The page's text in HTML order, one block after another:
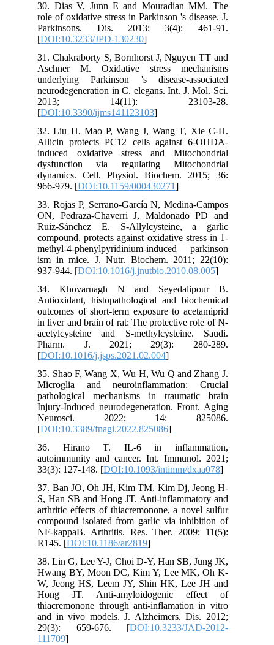
30. Dias V, Junn E and Mouradian MM. The
role of oxidative stress in Parkinson 's disease. J.
Parkinsons. Dis. 2013; 3(4): 461-91.
[DOI:10.3233/JPD-130230
31. Chakraborty S, Bornhorst J, Nguyen TT and
Aschner M. Oxidative stress mechanisms
underlying Parkinson 's disease-associated
neurodegeneration in C. elegans. Int. J. Mol. Sci.
2013; 14(11): 23103-28.
[DOI:10.3390/ijms141123103
32. Liu H, Mao P, Wang J, Wang T, Xie C-H.
Allicin protects PC12 cells against 6-OHDA-
induced oxidative stress and Mitochondrial
dysfunction via regulating Mitochondrial
dynamics. Cell. Physiol. Biochem. 2015; 36:
966-979. [DOI:10.1159/000430271
33. Rojas P, Serrano-García N, Medina-Campos
ON, Pedraza-Chaverri J, Maldonado PD and
Ruiz-Sánchez E. S-Allylcysteine, a garlic
compound, protects against oxidative stress in 1-
methyl-4-phenylpyridinium-induced parkinson
ism in mice. J. Nutr. Biochem. 2011; 22(10):
937-944. [DOI:10.1016/j.jnutbio.2010.08.005
34. Khovarnagh N and Seyedalipour B.
Antioxidant, histopathological and biochemical
outcomes of short-term exposure to acetamiprid
in liver and brain of rat: The protective role of N-
acetylcysteine and S-methylcysteine. Saudi.
Pharm. J. 2021; 29(3): 280-289.
[DOI:10.1016/j.jsps.2021.02.004
35. Shao F, Wang X, Wu H, Wu Q and Zhang J.
Microglia and neuroinflammation: Crucial
pathological mechanisms in traumatic brain
Injury-Induced neurodegeneration. Front. Aging
Neurosci. 2022; 14: 825086.
[DOI:10.3389/fnagi.2022.825086
36. Hirano T. IL-6 in inflammation,
autoimmunity and cancer. Int. Immunol. 2021;
33(3): 127-148. [DOI:10.1093/intimm/dxaa078
37. Ban JO, Oh JH, Kim TM, Kim Dj, Jeong H-
S, Han SB and Hong JT. Anti-inflammatory and
arthritic effects of thiacremonone, a novel sulfur
compound isolated from garlic via inhibition of
NF-kappaB. Arthritis. Res. Ther. 2009; 11(5):
R145. [DOI:10.1186/ar2819
38. Lin G, Lee Y-J, Choi D-Y, Han SB, Jung JK,
Hwang BY, Moon DC, Kim Y, Lee MK, Oh K-
W, Jeong HS, Leem JY, Shin HK, Lee JH and
Hong JT. Anti-amyloidogenic effect of
thiacremonone through anti-inflamation in vitro
and in vivo models. J. Alzheimers. Dis. 2012;
29(3): 659-676. [DOI:10.3233/JAD-2012-
111709